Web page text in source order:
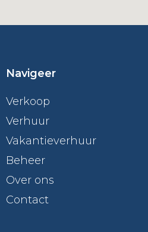
Navigeer
Verkoop
Verhuur
Vakantieverhuur
Beheer
Over ons
Contact